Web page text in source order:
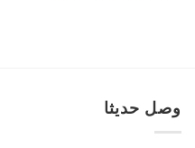
وصل حديثا